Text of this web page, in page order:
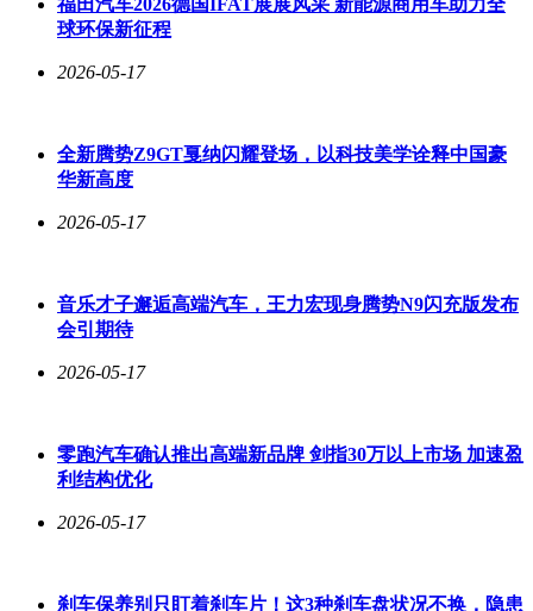
球环保新征程
2026-05-17
全新腾势Z9GT戛纳闪耀登场，以科技美学诠释中国豪
华新高度
2026-05-17
音乐才子邂逅高端汽车，王力宏现身腾势N9闪充版发布
会引期待
2026-05-17
零跑汽车确认推出高端新品牌 剑指30万以上市场 加速盈
利结构优化
2026-05-17
刹车保养别只盯着刹车片！这3种刹车盘状况不换，隐患